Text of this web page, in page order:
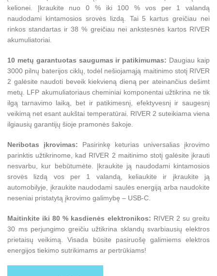
kelionei. Įkraukite nuo 0 % iki 100 % vos per 1 valandą
naudodami kintamosios srovės lizdą. Tai 5 kartus greičiau nei
rinkos standartas ir 38 % greičiau nei ankstesnės kartos RIVER
akumuliatoriai.
10 metų garantuotas saugumas ir patikimumas: Daugiau kaip
3000 pilnų baterijos ciklų, todėl nešiojamąją maitinimo stotį RIVER
2 galėsite naudoti beveik kiekvieną dieną per ateinančius dešimt
metų. LFP akumuliatoriaus cheminiai komponentai užtikrina ne tik
ilgą tarnavimo laiką, bet ir patikimesnį, efektyvesnį ir saugesnį
veikimą net esant aukštai temperatūrai. RIVER 2 suteikiama viena
ilgiausių garantijų šioje pramonės šakoje.
Neribotas įkrovimas: Pasirinkę keturias universalias įkrovimo
parinktis užtikrinome, kad RIVER 2 maitinimo stotį galėsite įkrauti
nesvarbu, kur bebūtumėte. Įkraukite ją naudodami kintamosios
srovės lizdą vos per 1 valandą, keliaukite ir įkraukite ją
automobilyje, įkraukite naudodami saulės energiją arba naudokite
neseniai pristatytą įkrovimo galimybę – USB-C.
Maitinkite iki 80 % kasdienės elektronikos: RIVER 2 su greitu
30 ms perjungimo greičiu užtikrina sklandų svarbiausių elektros
prietaisų veikimą. Visada būsite pasiruošę galimiems elektros
energijos tiekimo sutrikimams ar pertrūkiams!